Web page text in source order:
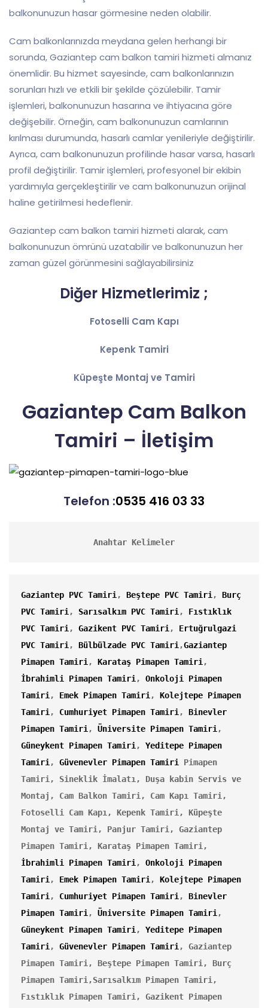
balkonunuzun hasar görmesine neden olabilir.
Cam balkonlarınızda meydana gelen herhangi bir
sorunda, Gaziantep cam balkon tamiri hizmeti almanız
önemlidir. Bu hizmet sayesinde, cam balkonlarınızın
sorunları hızlı ve etkili bir şekilde çözülebilir. Tamir
işlemleri, balkonunuzun hasarına ve ihtiyacına göre
değişebilir. Örneğin, cam balkonunuzun camlarının
kırılması durumunda, hasarlı camlar yenileriyle değiştirilir.
Ayrıca, cam balkonunuzun profilinde hasar varsa, hasarlı
profil değiştirilir. Tamir işlemleri, profesyonel bir ekibin
yardımıyla gerçekleştirilir ve cam balkonunuzun orijinal
haline getirilmesi hedeflenir.
Gaziantep cam balkon tamiri hizmeti alarak, cam
balkonunuzun ömrünü uzatabilir ve balkonunuzun her
zaman güzel görünmesini sağlayabilirsiniz
Diğer Hizmetlerimiz ;
Fotoselli Cam Kapı
Kepenk Tamiri
Küpeşte Montaj ve Tamiri
Gaziantep Cam Balkon
Tamiri – İletişim
Telefon :0535 416 03 33
Anahtar Kelimeler
Gaziantep PVC Tamiri , Beştepe PVC Tamiri , Burç
PVC Tamiri , Sarısalkım PVC Tamiri , Fıstıklık
PVC Tamiri , Gazikent PVC Tamiri , Ertuğrulgazi
PVC Tamiri , Bülbülzade PVC Tamiri ,Gaziantep
Pimapen Tamiri , Karataş Pimapen Tamiri
İbrahimli Pimapen Tamiri , Onkoloji Pimapen
Tamiri , Emek Pimapen Tamiri , Kolejtepe Pimapen
Tamiri , Cumhuriyet Pimapen Tamiri , Binevler
Pimapen Tamiri , Üniversite Pimapen Tamiri
Güneykent Pimapen Tamiri , Yeditepe Pimapen
Tamiri , Güvenevler Pimapen Tamiri
Pimapen
Tamiri, Sineklik İmalatı, Duşa kabin Servis ve
Montaj, Cam Balkon Tamiri,
Fotoselli Cam Kapı, Kepenk Tamiri, Küpeşte
Montaj ve Tamiri, Panjur Tamiri, Gaziantep
İbrahimli Pimapen Tamiri , Onkoloji Pimapen
Tamiri , Emek Pimapen Tamiri , Kolejtepe Pimapen
Tamiri , Cumhuriyet Pimapen Tamiri , Binevler
Pimapen Tamiri , Üniversite Pimapen Tamiri
Güneykent Pimapen Tamiri , Yeditepe Pimapen
Tamiri , Güvenevler Pimapen Tamiri , Gaziantep
Pimapen Tamiri, Beştepe Pimapen Tamiri, Burç
Pimapen Tamiri,Sarısalkım Pimapen Tamiri,
Fıstıklık Pimapen Tamiri, Gazikent Pimapen